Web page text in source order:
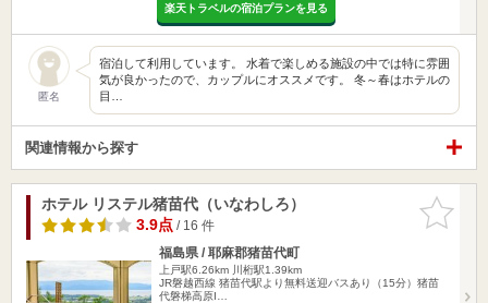
楽天トラベルの宿泊プランを見る
匿名
宿泊して利用しています。 水着で楽しめる施設の中では特に雰囲
気が良かったので、カップルにオススメです。 冬～春はホテルの
目…
関連情報から探す
お気に入
りに追加
ホテル リステル猪苗代（いなわしろ）
3.9点/ 16 件
福島県 / 耶麻郡猪苗代町
上戸駅6.26km
川桁駅1.39km
JR磐越西線 猪苗代駅より無料送迎バスあり（15分）猪苗
代磐梯高原I…